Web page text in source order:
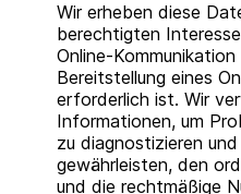
Wir erheben diese
berechtigten
Online-
Bereitstellung eines
erforderlich ist. Wir
Informationen, um
zu diagnostizieren
gewährleisten, den
und die rechtmäßige